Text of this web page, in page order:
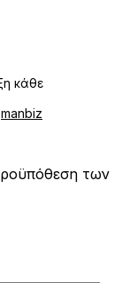
κάθε
manbiz
των